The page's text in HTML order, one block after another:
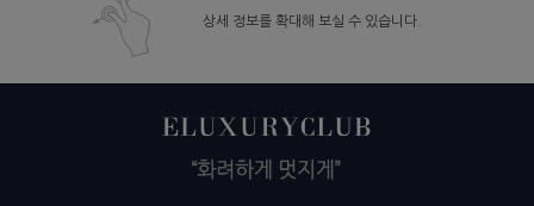
상세 정보를 확대해 보실 수 있습니다.